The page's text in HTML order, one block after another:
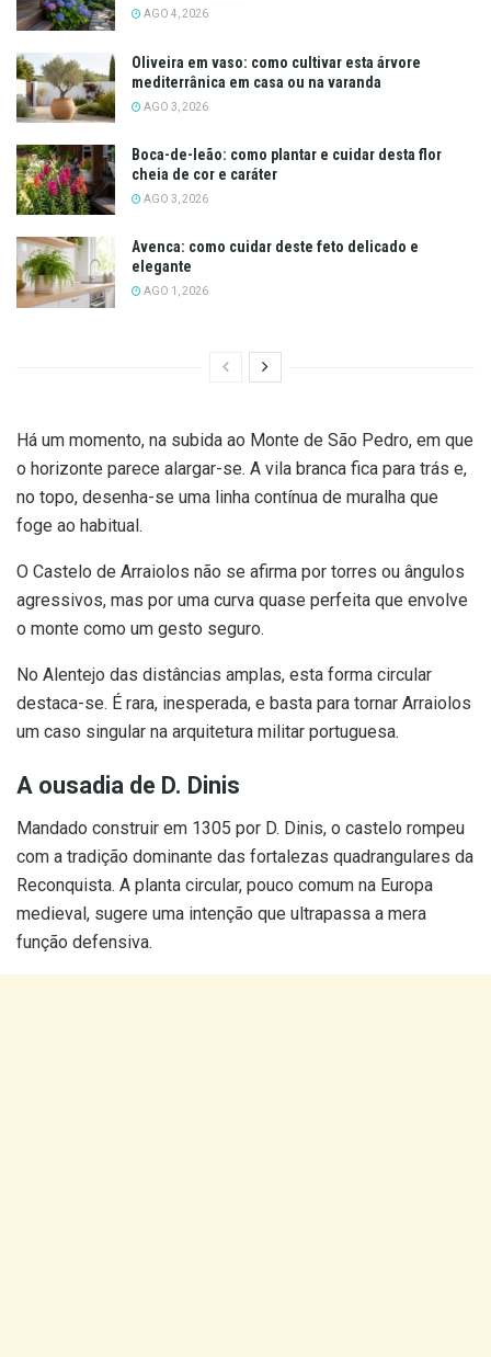
AGO 4, 2026
Oliveira em vaso: como cultivar esta árvore
mediterrânica em casa ou na varanda
AGO 3, 2026
Boca-de-leão: como plantar e cuidar desta flor
cheia de cor e caráter
AGO 3, 2026
Avenca: como cuidar deste feto delicado e
elegante
AGO 1, 2026
Há um momento, na subida ao Monte de São Pedro, em que
o horizonte parece alargar-se. A vila branca fica para trás e,
no topo, desenha-se uma linha contínua de muralha que
foge ao habitual.
O Castelo de Arraiolos não se afirma por torres ou ângulos
agressivos, mas por uma curva quase perfeita que envolve
o monte como um gesto seguro.
No Alentejo das distâncias amplas, esta forma circular
destaca-se. É rara, inesperada, e basta para tornar Arraiolos
um caso singular na arquitetura militar portuguesa.
A ousadia de D. Dinis
Mandado construir em 1305 por D. Dinis, o castelo rompeu
com a tradição dominante das fortalezas quadrangulares da
Reconquista. A planta circular, pouco comum na Europa
medieval, sugere uma intenção que ultrapassa a mera
função defensiva.